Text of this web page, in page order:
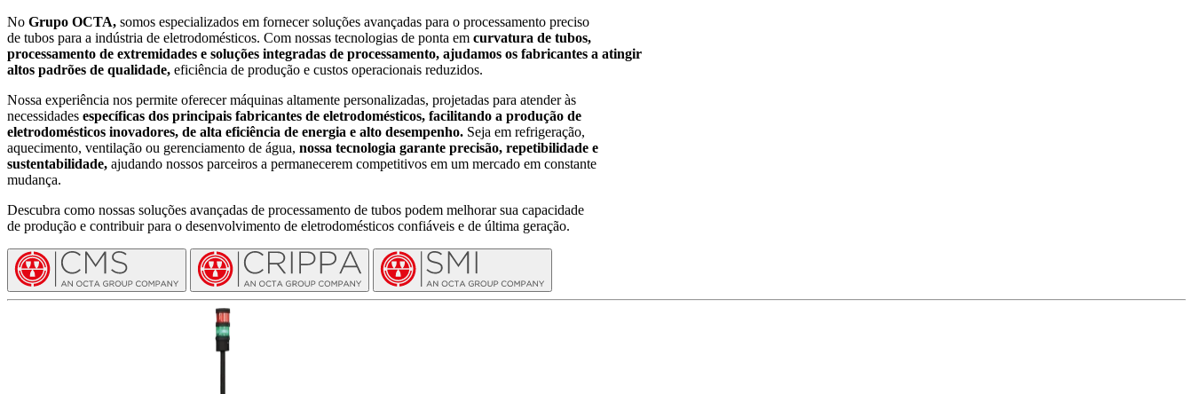
No Grupo OCTA, somos especializados em fornecer soluções avançadas para o processamento preciso
de tubos para a indústria de eletrodomésticos. Com nossas tecnologias de ponta em curvatura de tubos,
processamento de extremidades e soluções integradas de processamento, ajudamos os fabricantes a atingir
altos padrões de qualidade, eficiência de produção e custos operacionais reduzidos.
Nossa experiência nos permite oferecer máquinas altamente personalizadas, projetadas para atender às
necessidades específicas dos principais fabricantes de eletrodomésticos, facilitando a produção de
eletrodomésticos inovadores, de alta eficiência de energia e alto desempenho. Seja em refrigeração,
aquecimento, ventilação ou gerenciamento de água, nossa tecnologia garante precisão, repetibilidade e
sustentabilidade, ajudando nossos parceiros a permanecerem competitivos em um mercado em constante
mudança.
Descubra como nossas soluções avançadas de processamento de tubos podem melhorar sua capacidade
de produção e contribuir para o desenvolvimento de eletrodomésticos confiáveis e de última geração.